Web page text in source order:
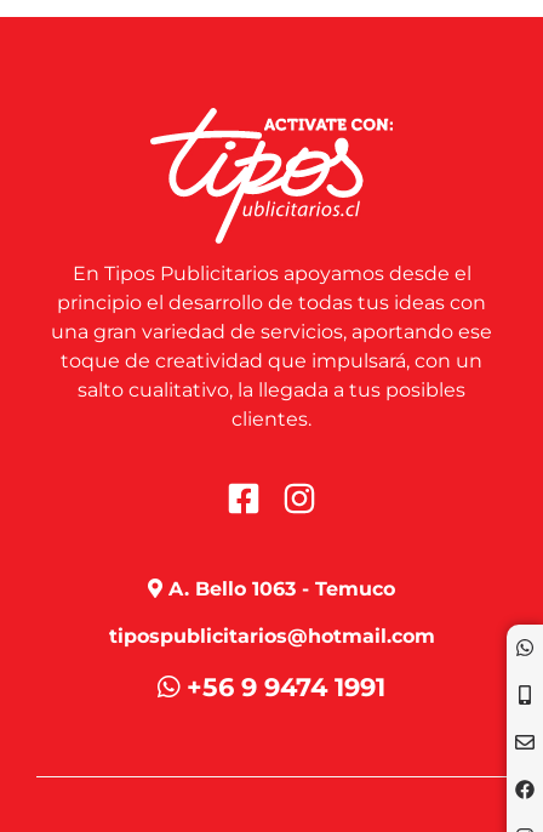
En Tipos Publicitarios apoyamos desde el
principio el desarrollo de todas tus ideas con
una gran variedad de servicios, aportando ese
toque de creatividad que impulsará, con un
salto cualitativo, la llegada a tus posibles
clientes.
A. Bello 1063 - Temuco
tipospublicitarios@hotmail.com
+56 9 9474 1991